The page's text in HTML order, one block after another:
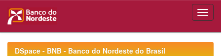
navigationDSpace - BNB - Banco do Nordeste do Brasil